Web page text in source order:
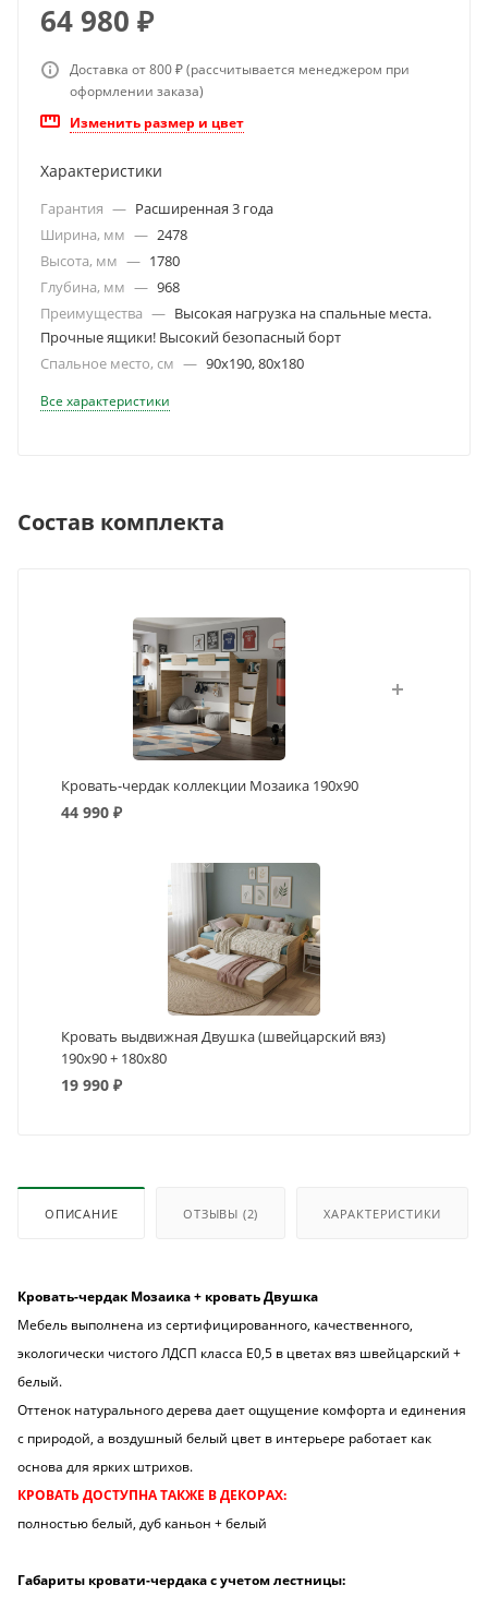
64 980 ₽
Доставка от 800 ₽ (рассчитывается менеджером при
оформлении заказа)
Изменить размер и цвет
Характеристики
Гарантия — Расширенная 3 года
Ширина, мм — 2478
Высота, мм — 1780
Глубина, мм — 968
Преимущества — Высокая нагрузка на спальные места.
Прочные ящики! Высокий безопасный борт
Спальное место, см — 90х190, 80х180
Все характеристики
Состав комплекта
Кровать-чердак коллекции Мозаика 190х90
44 990₽
Кровать выдвижная Двушка (швейцарский вяз)
190х90 + 180х80
19 990₽
ОПИСАНИЕ ОТЗЫВЫ (2) ХАРАКТЕРИСТИКИ
Кровать-чердак Мозаика + кровать Двушка
Мебель выполнена из сертифицированного, качественного,
экологически чистого ЛДСП класса Е0,5 в цветах вяз швейцарский +
белый.
Оттенок натурального дерева дает ощущение комфорта и единения
с природой, а воздушный белый цвет в интерьере работает как
основа для ярких штрихов.
КРОВАТЬ ДОСТУПНА ТАКЖЕ В ДЕКОРАХ:
полностью белый, дуб каньон + белый
Габариты кровати-чердака с учетом лестницы: